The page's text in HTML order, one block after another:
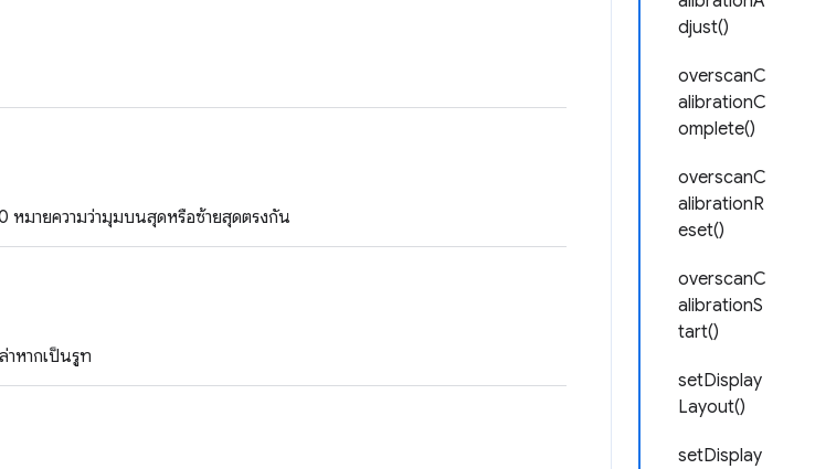
djust()
overscanC
alibrationC
omplete()
overscanC
alibrationR
eset()
overscanC
alibrationS
tart()
setDisplay
Layout()
setDisplay
มายความว่ามุมบนสุดหรือซ้ายสุดตรงกัน
าหากเป็นรูท